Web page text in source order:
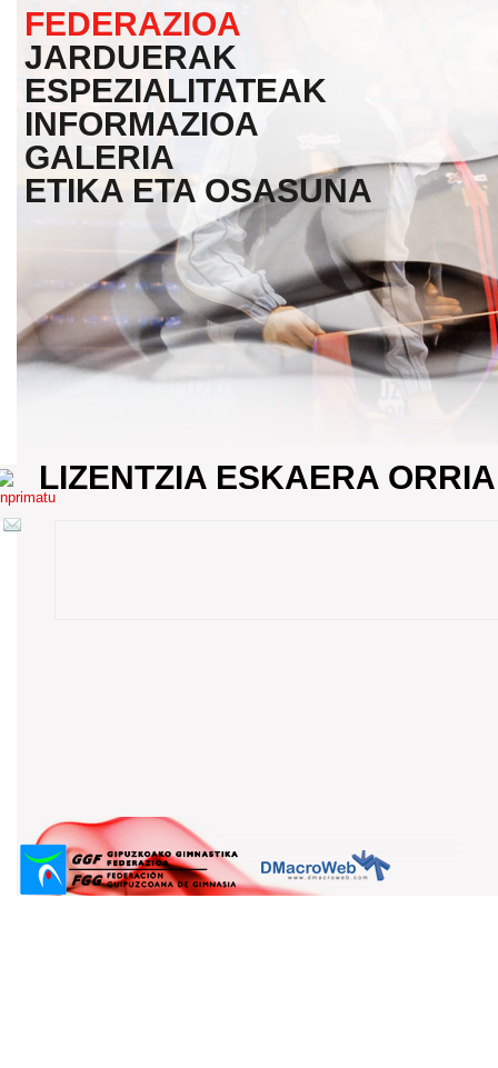
FEDERAZIOA
JARDUERAK
ESPEZIALITATEAK
INFORMAZIOA
GALERIA
ETIKA ETA OSASUNA
LIZENTZIA ESKAERA ORRIA